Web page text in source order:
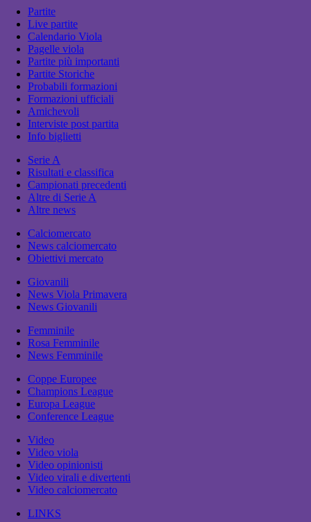
Partite
Live partite
Calendario Viola
Pagelle viola
Partite più importanti
Partite Storiche
Probabili formazioni
Formazioni ufficiali
Amichevoli
Interviste post partita
Info biglietti
Serie A
Risultati e classifica
Campionati precedenti
Altre di Serie A
Altre news
Calciomercato
News calciomercato
Obiettivi mercato
Giovanili
News Viola Primavera
News Giovanili
Femminile
Rosa Femminile
News Femminile
Coppe Europee
Champions League
Europa League
Conference League
Video
Video viola
Video opinionisti
Video virali e divertenti
Video calciomercato
LINKS